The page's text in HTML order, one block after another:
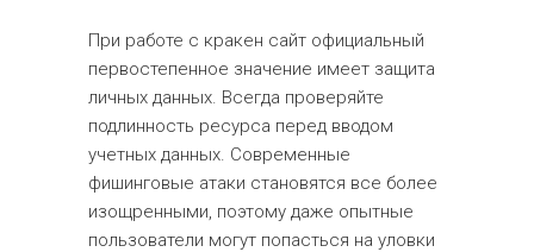
При работе с кракен сайт официальный
первостепенное значение имеет защита
личных данных. Всегда проверяйте
подлинность ресурса перед вводом
учетных данных. Современные
фишинговые атаки становятся все более
изощренными, поэтому даже опытные
пользователи могут попасться на уловки